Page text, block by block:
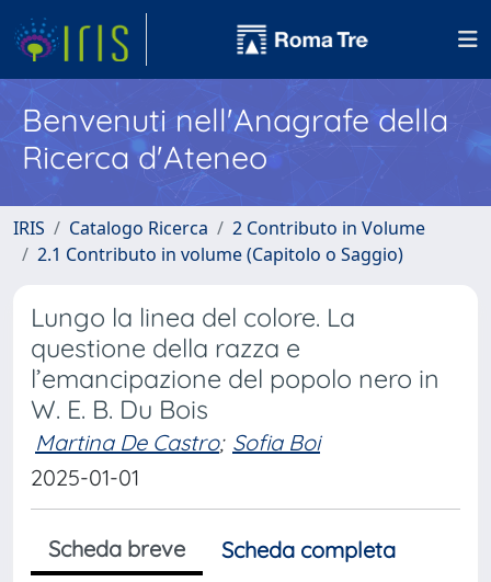
Benvenuti nell'Anagrafe della
Ricerca d'Ateneo
IRIS Catalogo Ricerca
2 Contributo in Volume
2.1 Contributo in volume (Capitolo o Saggio)
Lungo la linea del colore. La
questione della razza e
l’emancipazione del popolo nero in
W. E. B. Du Bois
Martina De Castro; Sofia Boi
2025-01-01
Scheda breve
Scheda completa